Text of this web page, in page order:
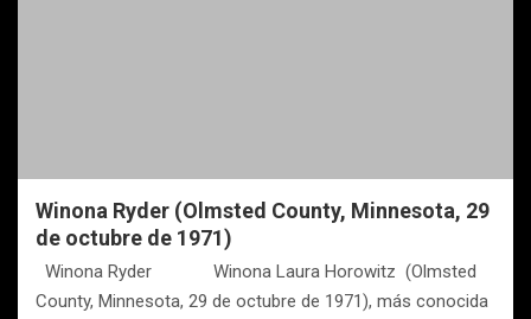
Winona Ryder (Olmsted County, Minnesota, 29
de octubre de 1971)
Winona Ryder Winona Laura Horowitz (Olmsted
County, Minnesota, 29 de octubre de 1971), más conocida